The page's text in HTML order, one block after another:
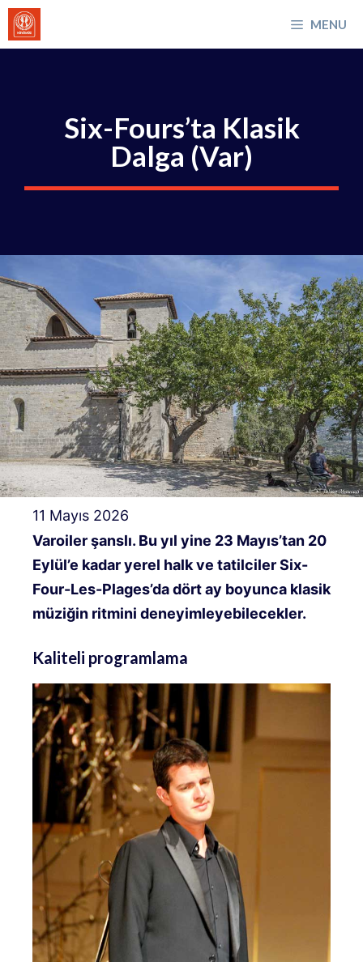
İçeriğe
atla
MENU
Six-Fours’ta Klasik
Dalga (Var)
11 Mayıs 2026
Varoiler şanslı. Bu yıl yine 23 Mayıs’tan 20
Eylül’e kadar yerel halk ve tatilciler Six-
Four-Les-Plages’da dört ay boyunca klasik
müziğin ritmini deneyimleyebilecekler.
Kaliteli programlama